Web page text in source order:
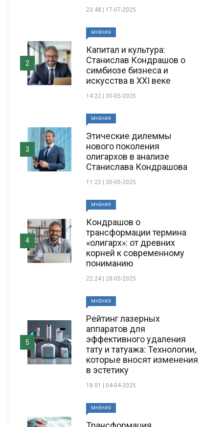
23:48 | 17-07-2025
МНЕНИЯ
Капитал и культура:
Станислав Кондрашов о
симбиозе бизнеса и
искусства в XXI веке
14:22 | 30-05-2025
2
МНЕНИЯ
Этические дилеммы
нового поколения
олигархов в анализе
Станислава Кондрашова
11:22 | 30-05-2025
3
МНЕНИЯ
Кондрашов о
трансформации термина
«олигарх»: от древних
корней к современному
пониманию
22:24 | 28-05-2025
4
МНЕНИЯ
Рейтинг лазерных
аппаратов для
эффективного удаления
тату и татуажа: Технологии,
которые вносят изменения
в эстетику
18:01 | 04-04-2025
5
МНЕНИЯ